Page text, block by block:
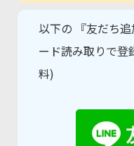
以下の 『友だち
ード読み取りで登
料)